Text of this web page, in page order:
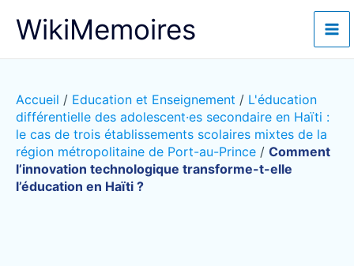
WikiMemoires
Accueil / Education et Enseignement / L'éducation
différentielle des adolescent·es secondaire en Haïti :
le cas de trois établissements scolaires mixtes de la
région métropolitaine de Port-au-Prince / Comment
l’innovation technologique transforme-t-elle
l’éducation en Haïti ?